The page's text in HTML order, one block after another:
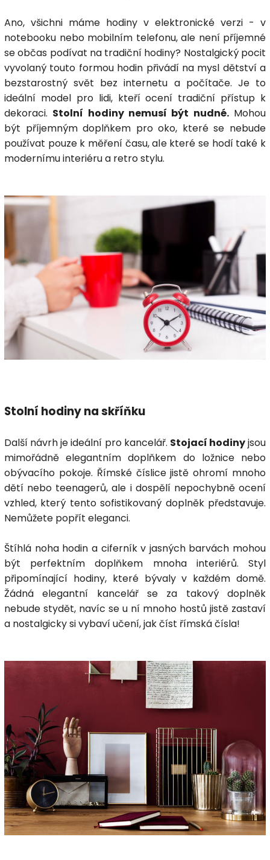
Ano, všichni máme hodiny v elektronické verzi - v
notebooku nebo mobilním telefonu, ale není příjemné
se občas podívat na tradiční hodiny? Nostalgický pocit
vyvolaný touto formou hodin přivádí na mysl dětství a
bezstarostný svět bez internetu a počítače. Je to
ideální model pro lidi, kteří ocení tradiční přístup k
dekoraci. Stolní hodiny nemusí být nudné.Mohou
být příjemným doplňkem pro oko, které se nebude
používat pouze k měření času, ale které se hodí také k
modernímu interiéru a retro stylu.
Stolní hodiny na skříňku
Další návrh je ideální pro kancelář. Stojací hodinyjsou
mimořádně elegantním doplňkem do ložnice nebo
obývacího pokoje. Římské číslice jistě ohromí mnoho
dětí nebo teenagerů, ale i dospělí nepochybně ocení
vzhled, který tento sofistikovaný doplněk představuje.
Nemůžete popřít eleganci.
Štíhlá noha hodin a ciferník v jasných barvách mohou
být perfektním doplňkem mnoha interiérů. Styl
připomínající hodiny, které bývaly v každém domě.
Žádná elegantní kancelář se za takový doplněk
nebude stydět, navíc se u ní mnoho hostů jistě zastaví
a nostalgicky si vybaví učení, jak číst římská čísla!